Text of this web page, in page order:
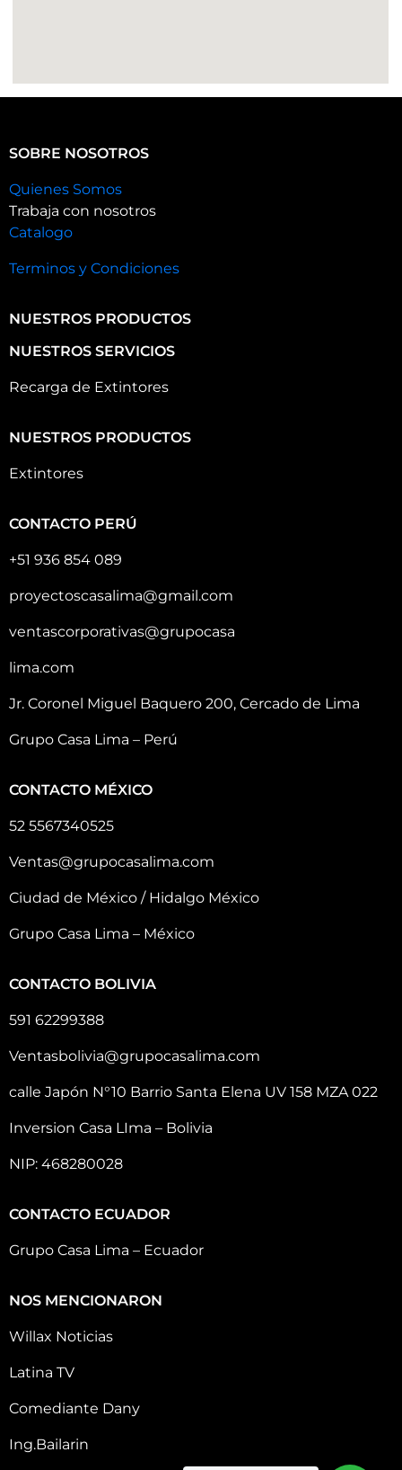
SOBRE NOSOTROS
Quienes Somos
Trabaja con nosotros
Catalogo
Terminos y Condiciones
NUESTROS PRODUCTOS
NUESTROS SERVICIOS
Recarga de Extintores
NUESTROS PRODUCTOS
Extintores
CONTACTO PERÚ
+51 936 854 089
proyectoscasalima@gmail.com
ventascorporativas@grupocasa
lima.com
Jr. Coronel Miguel Baquero 200, Cercado de Lima
Grupo Casa Lima – Perú
CONTACTO MÉXICO
52 5567340525
Ventas@grupocasalima.com
Ciudad de México / Hidalgo México
Grupo Casa Lima – México
CONTACTO BOLIVIA
591 62299388
Ventasbolivia@grupocasalima.com
calle Japón N°10 Barrio Santa Elena UV 158 MZA 022
Inversion Casa LIma – Bolivia
NIP: 468280028
CONTACTO ECUADOR
Grupo Casa Lima – Ecuador
NOS MENCIONARON
Willax Noticias
Latina TV
Comediante Dany
Ing.Bailarin